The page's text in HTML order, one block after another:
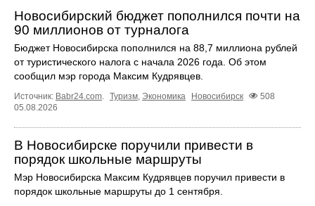
Новосибирский бюджет пополнился почти на
90 миллионов от турналога
Бюджет Новосибирска пополнился на 88,7 миллиона рублей
от туристического налога с начала 2026 года. Об этом
сообщил мэр города Максим Кудрявцев.
Источник: Babr24.com. Туризм, Экономика Новосибирск
508
05.08.2026
В Новосибирске поручили привести в
порядок школьные маршруты
Мэр Новосибирска Максим Кудрявцев поручил привести в
порядок школьные маршруты до 1 сентября.